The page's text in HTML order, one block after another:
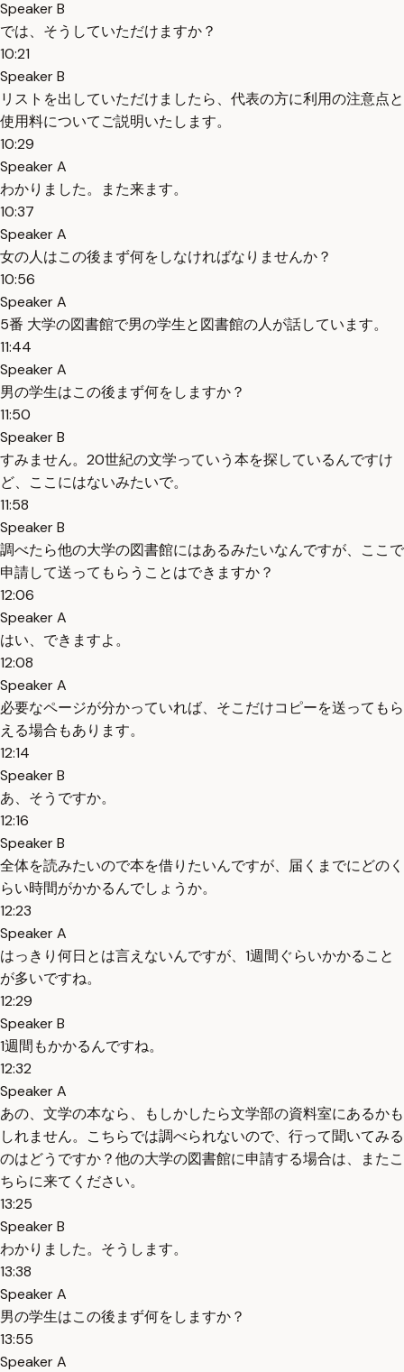
Speaker B
では、そうしていただけますか？
10:21
Speaker B
リストを出していただけましたら、代表の方に利用の注意点と
使用料についてご説明いたします。
10:29
Speaker A
わかりました。また来ます。
10:37
Speaker A
女の人はこの後まず何をしなければなりませんか？
10:56
Speaker A
5番 大学の図書館で男の学生と図書館の人が話しています。
11:44
Speaker A
男の学生はこの後まず何をしますか？
11:50
Speaker B
すみません。20世紀の文学っていう本を探しているんですけ
ど、ここにはないみたいで。
11:58
Speaker B
調べたら他の大学の図書館にはあるみたいなんですが、ここで
申請して送ってもらうことはできますか？
12:06
Speaker A
はい、できますよ。
12:08
Speaker A
必要なページが分かっていれば、そこだけコピーを送ってもら
える場合もあります。
12:14
Speaker B
あ、そうですか。
12:16
Speaker B
全体を読みたいので本を借りたいんですが、届くまでにどのく
らい時間がかかるんでしょうか。
12:23
Speaker A
はっきり何日とは言えないんですが、1週間ぐらいかかること
が多いですね。
12:29
Speaker B
1週間もかかるんですね。
12:32
Speaker A
あの、文学の本なら、もしかしたら文学部の資料室にあるかも
しれません。こちらでは調べられないので、行って聞いてみる
のはどうですか？他の大学の図書館に申請する場合は、またこ
ちらに来てください。
13:25
Speaker B
わかりました。そうします。
13:38
Speaker A
男の学生はこの後まず何をしますか？
13:55
Speaker A